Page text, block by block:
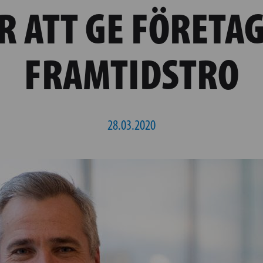
ATT GE
FRAMTIDSTRO
28.03.2020